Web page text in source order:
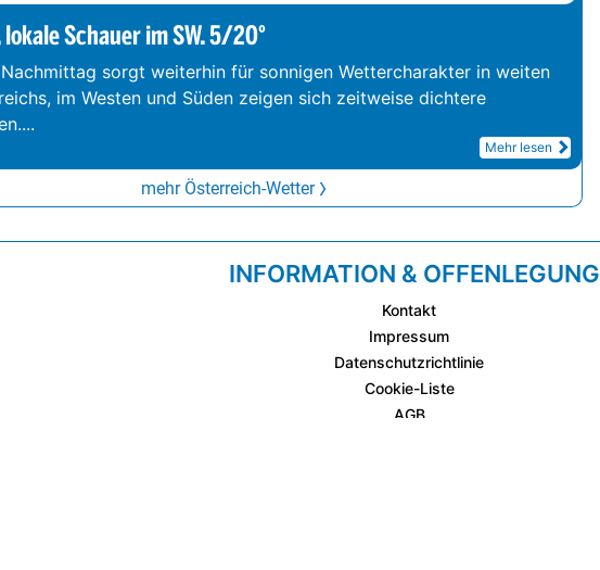
lokale Schauer im SW. 5/20°
sorgt weiterhin für sonnigen Wettercharakter in weiten
im Westen und Süden zeigen sich zeitweise dichtere
...
Mehr lesen
mehr Österreich-Wetter
INFORMATION & OFFENLEGUNG
Kontakt
Impressum
Datenschutzrichtlinie
Cookie-Liste
AGB